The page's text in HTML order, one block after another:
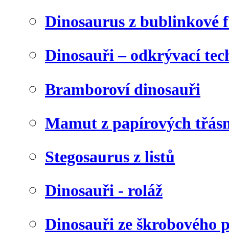
Dinosaurus z bublinkové
Dinosauři – odkrývací
Bramboroví dinosauři
Mamut z papírových
Stegosaurus z listů
Dinosauři - roláž
Dinosauři ze škrobového